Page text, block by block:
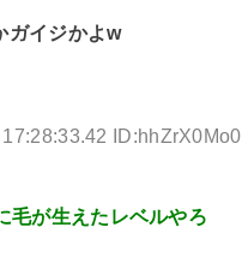
ガイジかよw
ID:hhZrX0Mo0
毛が生えたレベルやろ